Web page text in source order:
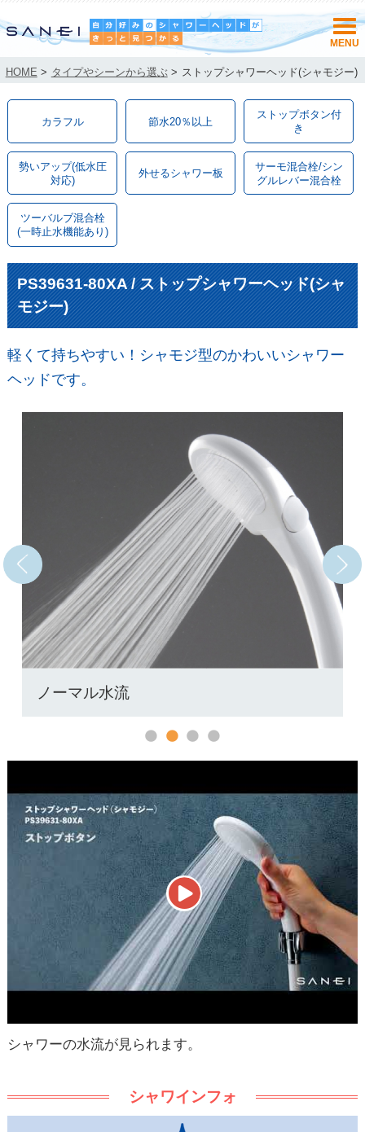
HOME > タイプやシーンから選ぶ> ストップシャワーヘッド(シャモジー)
カラフル 節水20％以上
ストップボタン付
き
勢いアップ(低水圧
対応)
外せるシャワー板
サーモ混合栓/シン
グルレバー混合栓
ツーバルブ混合栓
(一時止水機能あり)
PS39631-80XA / ストップシャワーヘッド(シャ
モジー)
軽くて持ちやすい！シャモジ型のかわいいシャワー
ヘッドです。
ノーマル水流
シャワーの水流が見られます。
シャワインフォ